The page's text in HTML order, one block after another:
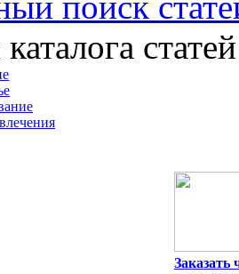
статей
Заказать